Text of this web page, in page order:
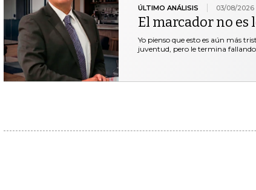
ÚLTIMO ANÁLISIS 03/08/2026
El marcador no es
Yo pienso que esto es aún más
juventud, pero le termina